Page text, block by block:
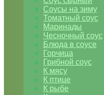
Соусы на зиму
Томатный соус
Маринады
Чесночный соус
Блюда в соусе
Горчица
Грибной соус
К мясу
К птице
К рыбе